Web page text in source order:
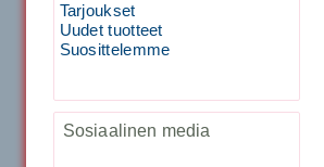
19.90€
Laadukas urheilusukk...
Tarjoukset
Uudet tuotteet
Suosittelemme
Sosiaalinen media